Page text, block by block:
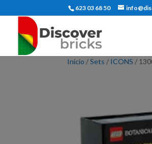
623 03 68 50
Inicio /Sets / ICONS /